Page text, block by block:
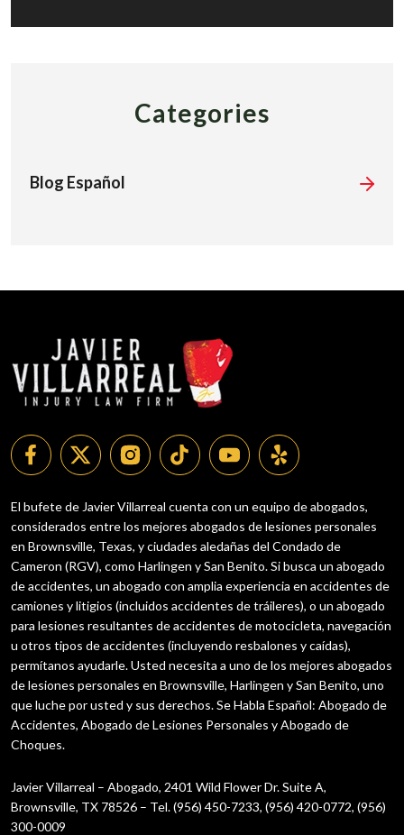
Categories
Blog Español
El bufete de Javier Villarreal cuenta con un equipo de abogados,
considerados entre los mejores abogados de lesiones personales
en Brownsville, Texas, y ciudades aledañas del Condado de
Cameron (RGV), como Harlingen y San Benito. Si busca un abogado
de accidentes, un abogado con amplia experiencia en accidentes de
camiones y litigios (incluidos accidentes de tráileres), o un abogado
para lesiones resultantes de accidentes de motocicleta, navegación
u otros tipos de accidentes (incluyendo resbalones y caídas),
permítanos ayudarle. Usted necesita a uno de los mejores abogados
de lesiones personales en Brownsville, Harlingen y San Benito, uno
que luche por usted y sus derechos. Se Habla Español: Abogado de
Accidentes, Abogado de Lesiones Personales y Abogado de
Choques.
Javier Villarreal – Abogado, 2401 Wild Flower Dr. Suite A,
Brownsville, TX 78526 – Tel. (956) 450-7233, (956) 420-0772, (956)
300-0009